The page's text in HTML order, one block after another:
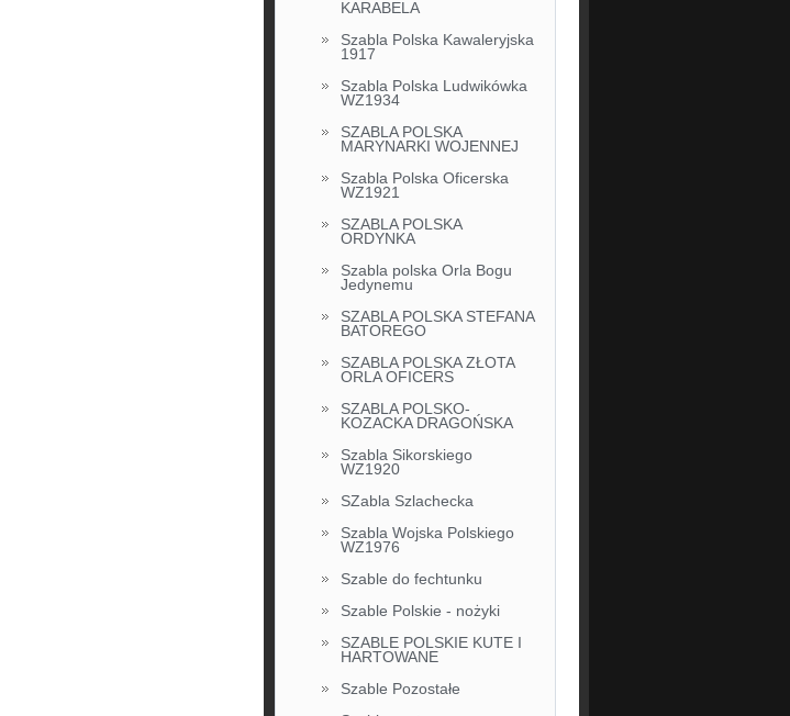
KARABELA
Szabla Polska Kawaleryjska
1917
Szabla Polska Ludwikówka
WZ1934
SZABLA POLSKA
MARYNARKI WOJENNEJ
Szabla Polska Oficerska
WZ1921
SZABLA POLSKA
ORDYNKA
Szabla polska Orla Bogu
Jedynemu
SZABLA POLSKA STEFANA
BATOREGO
SZABLA POLSKA ZŁOTA
ORLA OFICERS
SZABLA POLSKO-
KOZACKA DRAGOŃSKA
Szabla Sikorskiego
WZ1920
SZabla Szlachecka
Szabla Wojska Polskiego
WZ1976
Szable do fechtunku
Szable Polskie - nożyki
SZABLE POLSKIE KUTE I
HARTOWANE
Szable Pozostałe